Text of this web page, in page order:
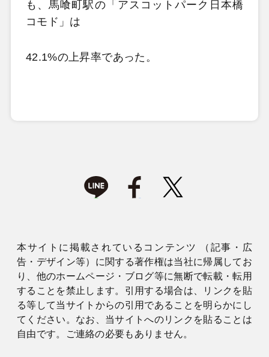
も、馬喰町駅の「アスコットパーク日本橋
コモド」は
42.1%の上昇率であった。
本サイトに掲載されているコンテンツ （記事・広
告・デザイン等）に関する著作権は当社に帰属してお
り、他のホームページ・ブログ等に無断で転載・転用
することを禁止します。引用する場合は、リンクを貼
る等して当サイトからの引用であることを明らかにし
てください。なお、当サイトへのリンクを貼ることは
自由です。ご連絡の必要もありません。